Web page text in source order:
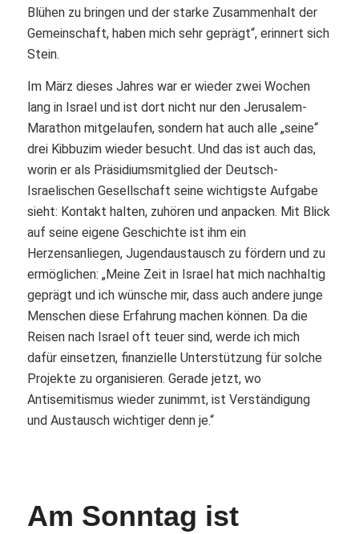
Blühen zu bringen und der starke Zusammenhalt der
Gemeinschaft, haben mich sehr geprägt“, erinnert sich
Stein.
Im März dieses Jahres war er wieder zwei Wochen
lang in Israel und ist dort nicht nur den Jerusalem-
Marathon mitgelaufen, sondern hat auch alle „seine“
drei Kibbuzim wieder besucht. Und das ist auch das,
worin er als Präsidiumsmitglied der Deutsch-
Israelischen Gesellschaft seine wichtigste Aufgabe
sieht: Kontakt halten, zuhören und anpacken. Mit Blick
auf seine eigene Geschichte ist ihm ein
Herzensanliegen, Jugendaustausch zu fördern und zu
ermöglichen: „Meine Zeit in Israel hat mich nachhaltig
geprägt und ich wünsche mir, dass auch andere junge
Menschen diese Erfahrung machen können. Da die
Reisen nach Israel oft teuer sind, werde ich mich
dafür einsetzen, finanzielle Unterstützung für solche
Projekte zu organisieren. Gerade jetzt, wo
Antisemitismus wieder zunimmt, ist Verständigung
und Austausch wichtiger denn je.“
Am Sonntag ist